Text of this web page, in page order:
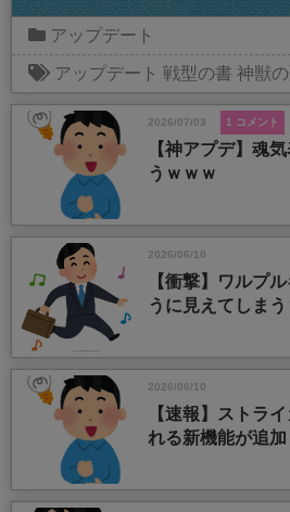
アップデート
アップデート 戦型の書 神獣
2026/07/03 1 コメント
【神アプデ】魂
うｗｗｗ
2026/06/10
【衝撃】ワルプ
うに見えてしまう
2026/06/10
【速報】ストラ
れる新機能が追加